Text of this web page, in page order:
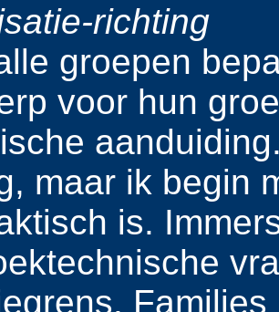
richting
groepen
voor hun
maar ik begin
is.